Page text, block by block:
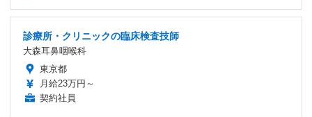
診療所・クリニックの臨床検査技師
大森耳鼻咽喉科
東京都
月給23万円～
契約社員